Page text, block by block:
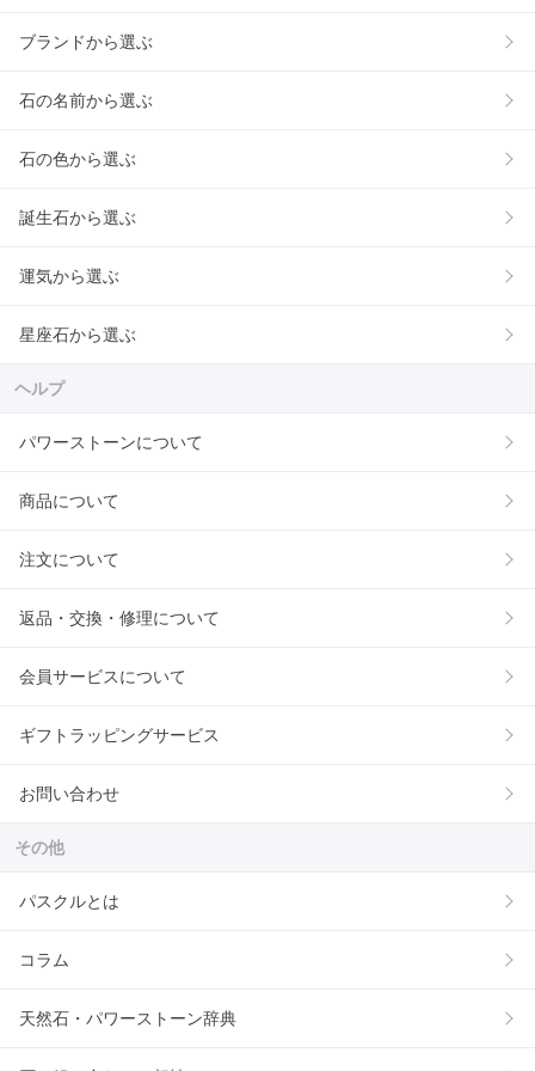
ブランドから選ぶ
石の名前から選ぶ
石の色から選ぶ
誕生石から選ぶ
運気から選ぶ
星座石から選ぶ
ヘルプ
パワーストーンについて
商品について
注文について
返品・交換・修理について
会員サービスについて
ギフトラッピングサービス
お問い合わせ
その他
パスクルとは
コラム
天然石・パワーストーン辞典